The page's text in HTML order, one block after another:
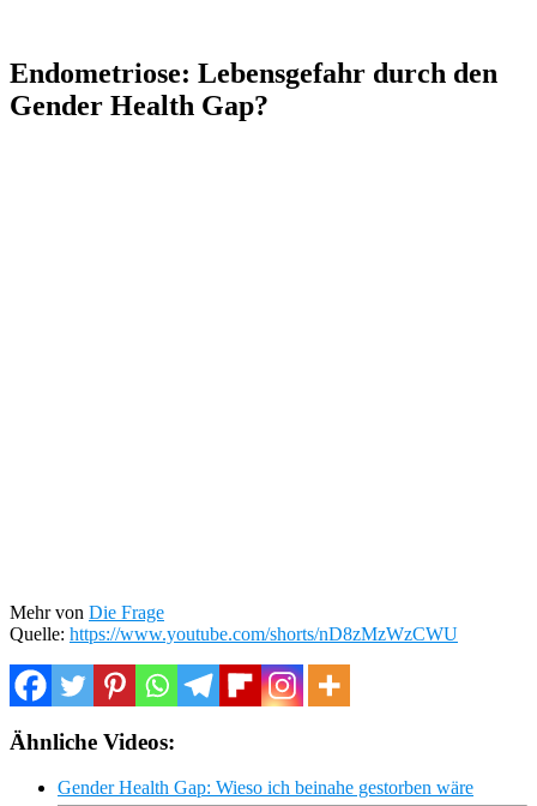
Endometriose: Lebensgefahr durch den
Gender Health Gap?
Mehr von Die Frage
Quelle: https://www.youtube.com/shorts/nD8zMzWzCWU
Ähnliche Videos:
Gender Health Gap: Wieso ich beinahe gestorben wäre